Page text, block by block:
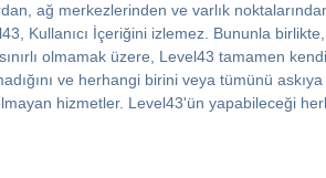
ağ merkezlerinden ve varlık
Kullanıcı İçeriğini izlemez. Bununla
olmamak üzere, Level43 tamamen
ve herhangi birini veya tümünü
hizmetler. Level43'ün yapabileceği